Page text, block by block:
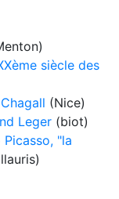
siècle des
(Nice)
Leger (biot)
"la